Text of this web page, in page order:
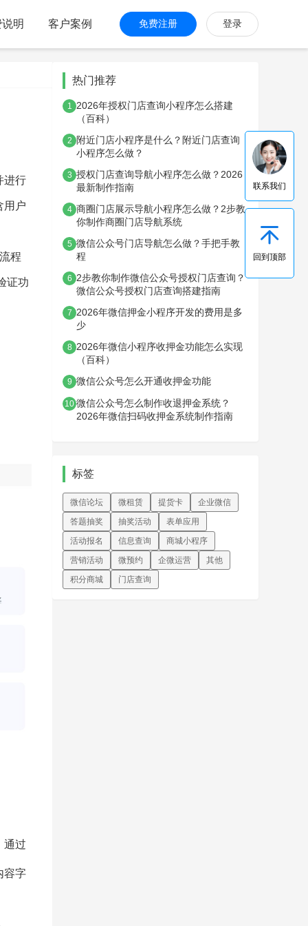
明 客户案例 免费注册 登录
进行
用户
程
证功
通过
容字
热门推荐
1 2026年授权门店查询小程序怎么搭建
（百科）
2
附近门店小程序是什么？附近门店查询
小程序怎么做？
3 授权门店查询导航小程序怎么做？2026
最新制作指南
4 商圈门店展示导航小程序怎么做？2步教
你制作商圈门店导航系统
5 微信公众号门店导航怎么做？手把手教
程
6 2步教你制作微信公众号授权门店查询？
微信公众号授权门店查询搭建指南
7 2026年微信押金小程序开发的费用是多
少
8 2026年微信小程序收押金功能怎么实现
（百科）
9 微信公众号怎么开通收押金功能
10 微信公众号怎么制作收退押金系统？
2026年微信扫码收押金系统制作指南
标签
微信论坛 微租赁 提货卡
企业微信
答题抽奖
抽奖活动
表单应用
活动报名
信息查询
商城小程序
营销活动
微预约 企微运营
其他
积分商城
门店查询
联系我们
回到顶部